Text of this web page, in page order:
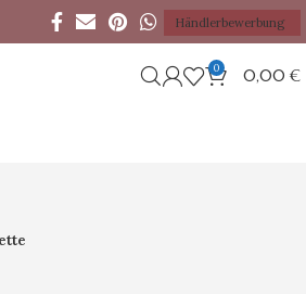
Händlerbewerbung
0 0,00 €